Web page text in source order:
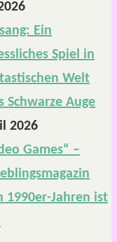
Ein
Spiel in
Welt
Schwarze Auge
2026
Games“ –
1990er-Jahren ist